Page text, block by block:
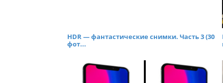
HDR — фантастические снимки. Часть 3 (30
фот...